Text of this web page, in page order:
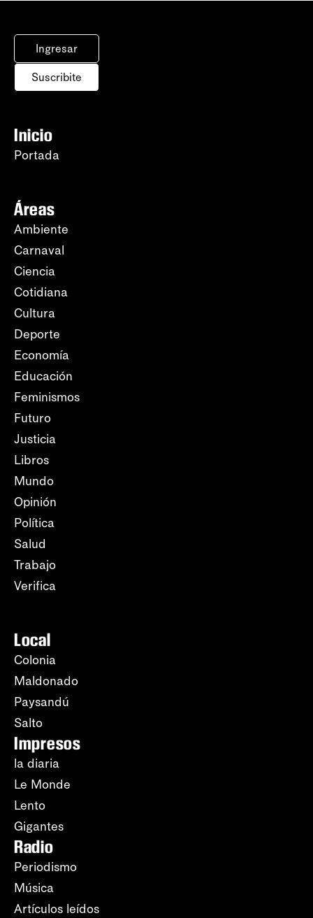
Ingresar
Suscribite
Inicio
Portada
Áreas
Ambiente
Carnaval
Ciencia
Cotidiana
Cultura
Deporte
Economía
Educación
Feminismos
Futuro
Justicia
Libros
Mundo
Opinión
Política
Salud
Trabajo
Verifica
Local
Colonia
Maldonado
Paysandú
Salto
Impresos
la diaria
Le Monde
Lento
Gigantes
Radio
Periodismo
Música
Artículos leídos